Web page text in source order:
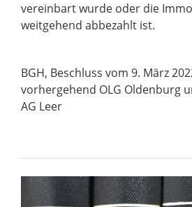
vereinbart wurde oder die
weitgehend abbezahlt ist.
BGH, Beschluss vom 9. März
vorhergehend OLG Oldenburg
AG Leer